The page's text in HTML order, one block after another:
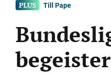
Till Pape